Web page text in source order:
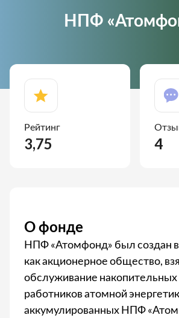
НПФ
Рейтинг
3,75 4
О фонде
НПФ «Атомфонд» был создан в
как акционерное общество,
обслуживание накопительных
работников атомной
аккумулированных НПФ